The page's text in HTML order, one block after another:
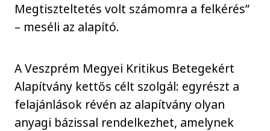
Megtiszteltetés volt számomra a felkérés”
– meséli az alapító.
A Veszprém Megyei Kritikus Betegekért
Alapítvány kettős célt szolgál: egyrészt a
felajánlások révén az alapítvány olyan
anyagi bázissal rendelkezhet, amelynek